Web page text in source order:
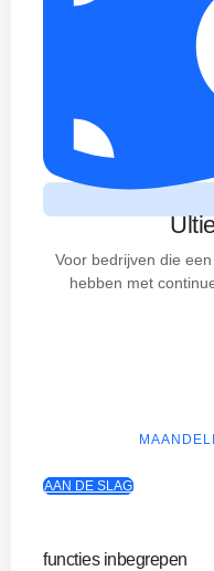
Voor bedrijven die
hebben met
AAN DE SLAG
functies inbegrepen